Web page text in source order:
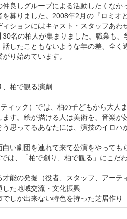
仲良しグループによる活動したくな
を募りました。2008年2月の『ロミオ
ィションにはキャスト・スタッフあ
30名の柏人が集まりました。職業も
話したこともないような年の差、全
り始めています。
柏で観る演劇
ィック）では、柏の子どもから大人
ます。絵が描ける人は美術を、音楽
う思ってるあなたには、演技のイロハ
白い劇団を連れて来て公演をやって
は、「柏で創り、柏で観る」にこだ
才能の発掘（役者、スタッフ、アーテ
した地域交流・文化振興
でしか出来ない特色を持った芝居作り